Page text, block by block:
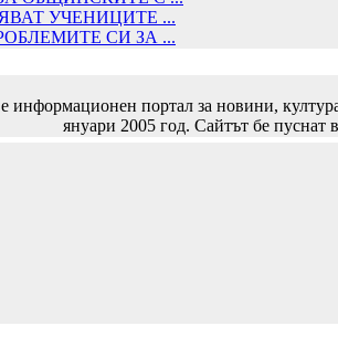
УЧЕНИЦИТЕ ...
СИ ЗА ...
информационен портал за новини,
януари 2005 год. Сайтът бе пуснат